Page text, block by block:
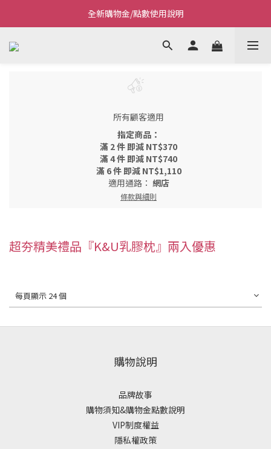
Welcome~私藏生活~
全新購物金/點數使用說明
Welcome~私藏生活~
所有顧客適用
指定商品：
滿 2 件 即減 NT$370
滿 4 件 即減 NT$740
滿 6 件 即減 NT$1,110
適用通路： 網店
條款與細則
超夯精美禮品『K&U乳膠枕』兩入優惠
每頁顯示 24 個
購物說明
品牌故事
購物須知&購物金點數說明
VIP制度權益
隱私權政策